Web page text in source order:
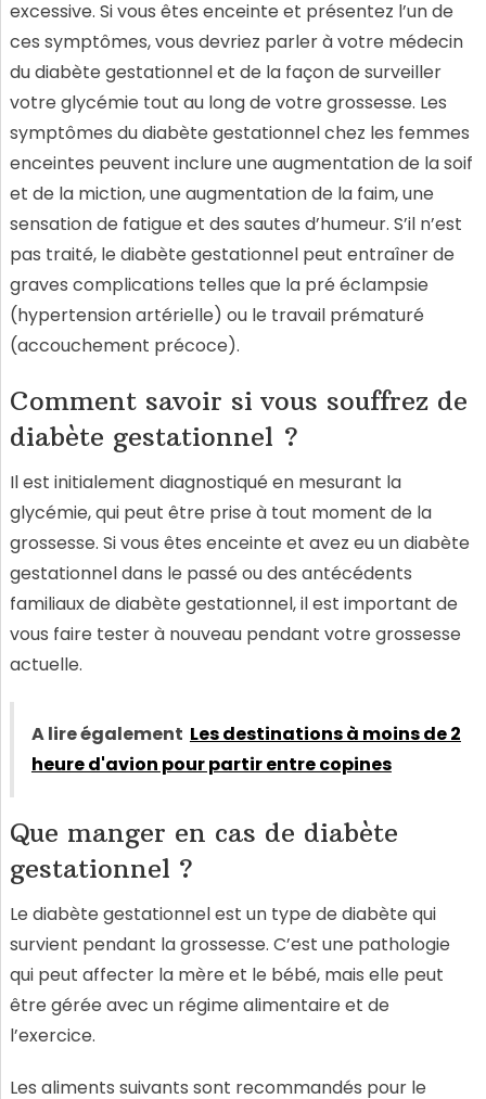
excessive. Si vous êtes enceinte et présentez l’un de
ces symptômes, vous devriez parler à votre médecin
du diabète gestationnel et de la façon de surveiller
votre glycémie tout au long de votre grossesse. Les
symptômes du diabète gestationnel chez les femmes
enceintes peuvent inclure une augmentation de la soif
et de la miction, une augmentation de la faim, une
sensation de fatigue et des sautes d’humeur. S’il n’est
pas traité, le diabète gestationnel peut entraîner de
graves complications telles que la pré éclampsie
(hypertension artérielle) ou le travail prématuré
(accouchement précoce).
Comment savoir si vous souffrez de
diabète gestationnel ?
Il est initialement diagnostiqué en mesurant la
glycémie, qui peut être prise à tout moment de la
grossesse. Si vous êtes enceinte et avez eu un diabète
gestationnel dans le passé ou des antécédents
familiaux de diabète gestationnel, il est important de
vous faire tester à nouveau pendant votre grossesse
actuelle.
A lire également Les destinations à moins de 2
heure d'avion pour partir entre copines
Que manger en cas de diabète
gestationnel ?
Le diabète gestationnel est un type de diabète qui
survient pendant la grossesse. C’est une pathologie
qui peut affecter la mère et le bébé, mais elle peut
être gérée avec un régime alimentaire et de
l’exercice.
Les aliments suivants sont recommandés pour le